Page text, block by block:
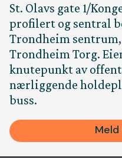
St. Olavs gate 1/
profilert og sentral
Trondheim
Trondheim Torg.
knutepunkt av
nærliggende
buss.